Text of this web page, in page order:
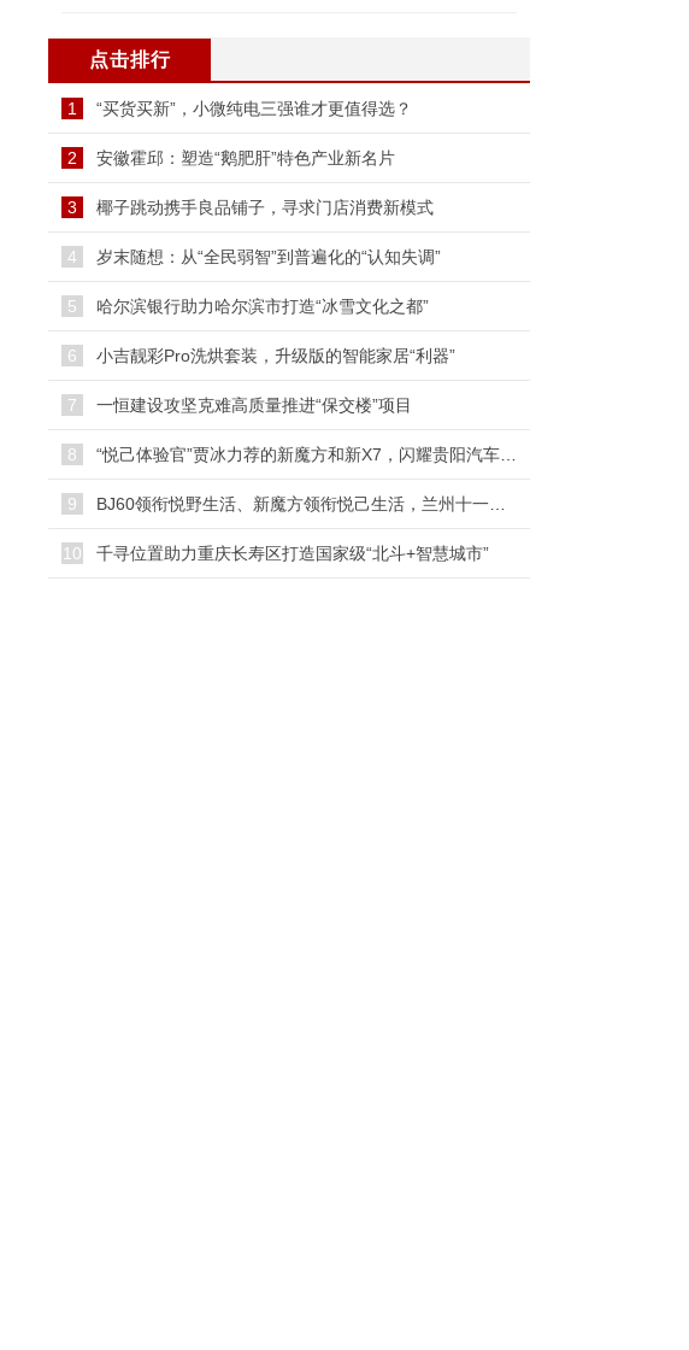
点击排行
“买货买新”，小微纯电三强谁才更值得选？
1
安徽霍邱：塑造“鹅肥肝”特色产业新名片
2
椰子跳动携手良品铺子，寻求门店消费新模式
3
岁末随想：从“全民弱智”到普遍化的“认知失调”
4
哈尔滨银行助力哈尔滨市打造“冰雪文化之都”
5
小吉靓彩Pro洗烘套装，升级版的智能家居“利器”
6
一恒建设攻坚克难高质量推进“保交楼”项目
7
8
9
千寻位置助力重庆长寿区打造国家级“北斗+智慧城市”
10